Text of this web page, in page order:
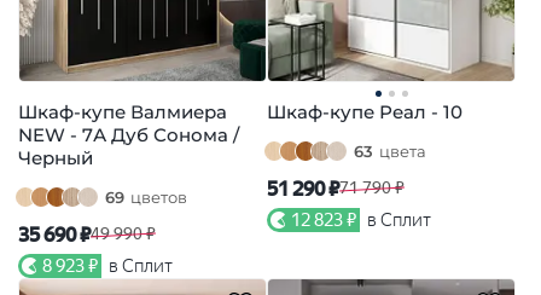
Шкаф-купе Валмиера
NEW - 7А Дуб Сонома /
Черный
69 цветов
35 690 ₽49 990 ₽
8 923 ₽ в Сплит
Шкаф-купе Реал - 10
63 цвета
51 290 ₽71 790 ₽
12 823 ₽ в Сплит